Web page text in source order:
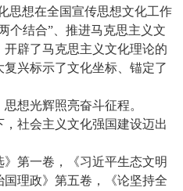
思想在全国宣传思想文化工作
个结合”、推进马克思主义文
辟了马克思主义文化理论的
兴标示了文化坐标、锚定了
想光辉照亮奋斗征程。
社会主义文化强国建设迈出
第一卷，《习近平生态文明
理政》第五卷，《论坚持全